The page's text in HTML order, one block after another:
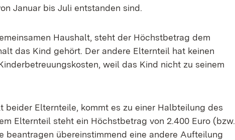
Januar bis Juli entstanden sind.
Haushalt, steht der Höchstbetrag dem
das Kind gehört. Der andere Elternteil hat keinen
weil das Kind nicht zu seinem
beider Elternteile, kommt es zu einer Halbteilung des
Elternteil steht ein Höchstbetrag von 2.400 Euro (bzw.
beantragen übereinstimmend eine andere Aufteilung